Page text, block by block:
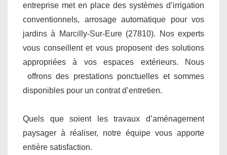
entreprise met en place des systèmes d’irrigation
conventionnels, arrosage automatique pour vos
jardins à Marcilly-Sur-Eure (27810). Nos experts
vous conseillent et vous proposent des solutions
appropriées à vos espaces extérieurs. Nous
offrons des prestations ponctuelles et sommes
disponibles pour un contrat d’entretien.
Quels que soient les travaux d’aménagement
paysager à réaliser, notre équipe vous apporte
entière satisfaction.